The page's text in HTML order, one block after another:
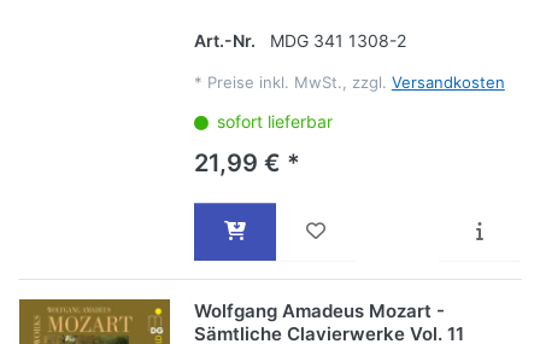
Art.-Nr. MDG 341 1308-2
* Preise inkl. MwSt., zzgl. Versandkosten
sofort lieferbar
21,99 € *
Wolfgang Amadeus Mozart -
Sämtliche Clavierwerke Vol. 11